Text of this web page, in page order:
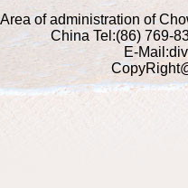
of administration of
China Tel:(86) 769-
E-